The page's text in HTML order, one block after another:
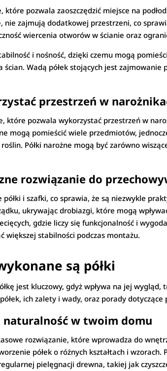
które pozwala zaoszczędzić miejsce na
zajmują dodatkowej przestrzeni, co
wiercenia otworów w ścianie oraz
i nośność, dzięki czemu mogą
Wadą półek stojących jest
przestrzeń w
które pozwala wykorzystać przestrzeń w
mogą pomieścić wiele przedmiotów,
Półki narożne mogą być zarówno
rozwiązanie do
półki i szafki, co sprawia, że są niezwykle
ukrywając drobiazgi, które mogą
gdzie liczy się funkcjonalność i
większej stabilności podczas montażu.
są półki
jest kluczowy, gdyż wpływa na jej
ich zalety i wady, oraz porady dotyczące
naturalność w twoim domu
rozwiązanie, które wprowadza do
półek o różnych kształtach i
pielęgnacji drewna, takiej jak